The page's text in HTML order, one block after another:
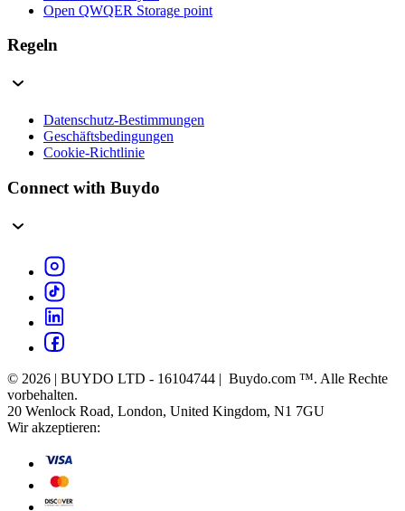
Open QWQER Storage point
Regeln
Datenschutz-Bestimmungen
Geschäftsbedingungen
Cookie-Richtlinie
Connect with Buydo
© 2026 | BUYDO LTD - 16104744 | Buydo.com ™. Alle Rechte
vorbehalten.
20 Wenlock Road, London, United Kingdom, N1 7GU
Wir akzeptieren: